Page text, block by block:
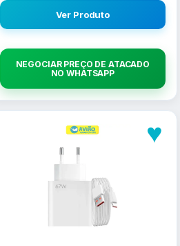
Ver Produto
NEGOCIAR PREÇO DE ATACADO
NO WHATSAPP
♥